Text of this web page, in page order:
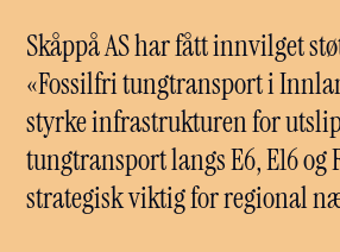
Skåppå AS har fått innvilget
«Fossilfri tungtransport i
styrke infrastrukturen for
tungtransport langs E6, E16 og
strategisk viktig for regional